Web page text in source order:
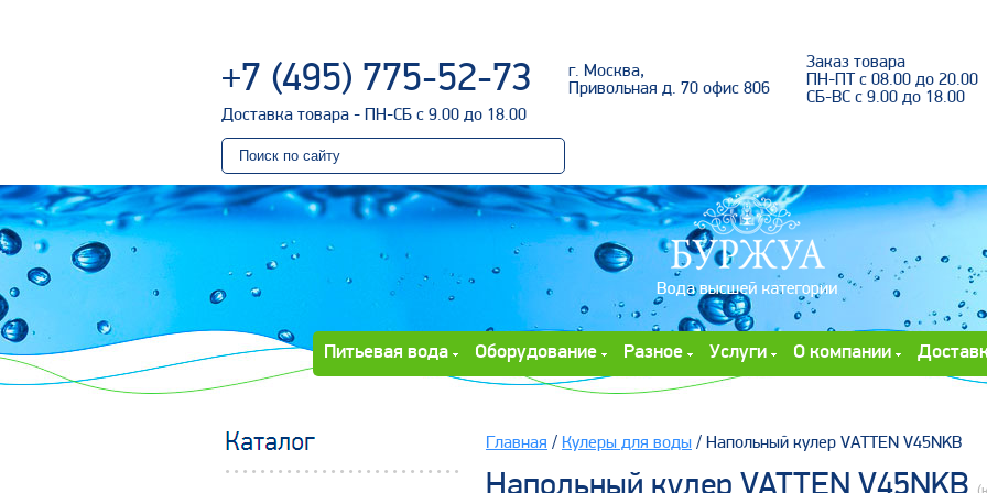
+7 (495) 775-52-73
г. Москва,
Привольная д. 70 офис 806
Заказ товара
ПН-ПТ с 08.00 до 20.00
СБ-ВС с 9.00 до 18.00
Доставка товара - ПН-СБ с 9.00 до 18.00
Питьевая вода Оборудование Разное Услуги О компании
Главная / Кулеры для воды / Напольный кулер VATTEN V45NKB